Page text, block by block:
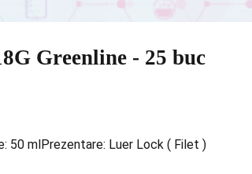
Piele și Tegumente
și MicroAeroflora
Greenline - 25 buc
50 mlPrezentare: Luer Lock ( Filet )